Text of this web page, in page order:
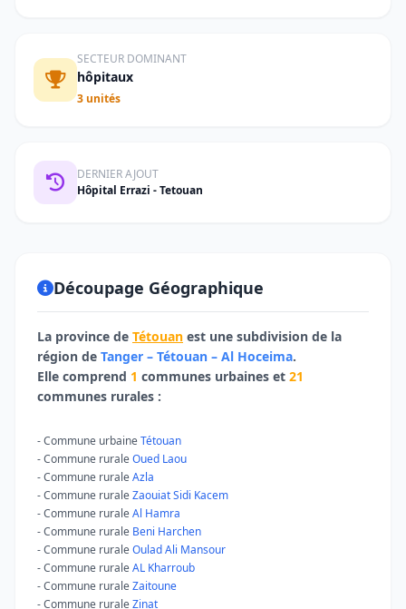
SECTEUR DOMINANT
hôpitaux
3 unités
DERNIER AJOUT
Hôpital Errazi - Tetouan
Découpage Géographique
La province de Tétouan est une subdivision de la
région de Tanger – Tétouan – Al Hoceima.
Elle comprend 1 communes urbaines et 21
communes rurales :
- Commune urbaineTétouan
- Commune ruraleOued Laou
- Commune ruraleAzla
- Commune ruraleZaouiat Sidi Kacem
- Commune ruraleAl Hamra
- Commune rurale Beni Harchen
- Commune ruraleOulad Ali Mansour
- Commune ruraleAL Kharroub
- Commune ruraleZaitoune
- Commune ruraleZinat